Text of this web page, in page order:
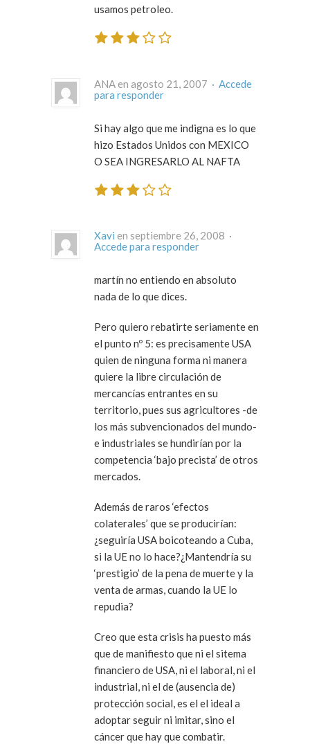
usamos petroleo.
ANA en agosto 21, 2007 · Accede
para responder
Si hay algo que me indigna es lo que
hizo Estados Unidos con MEXICO
O SEA INGRESARLO AL NAFTA
Xavi
en septiembre 26, 2008 ·
Accede para responder
martín no entiendo en absoluto
nada de lo que dices.
Pero quiero rebatirte seriamente en
el punto nº 5: es precisamente USA
quien de ninguna forma ni manera
quiere la libre circulación de
mercancías entrantes en su
territorio, pues sus agricultores -de
los más subvencionados del mundo-
e industriales se hundirían por la
competencia ‘bajo precista’ de otros
mercados.
Además de raros ‘efectos
colaterales’ que se producirían:
¿seguiría USA boicoteando a Cuba,
si la UE no lo hace?¿Mantendría su
‘prestigio’ de la pena de muerte y la
venta de armas, cuando la UE lo
repudia?
Creo que esta crisis ha puesto más
que de manifiesto que ni el sitema
financiero de USA, ni el laboral, ni el
industrial, ni el de (ausencia de)
protección social, es el el ideal a
adoptar seguir ni imitar, sino el
cáncer que hay que combatir.